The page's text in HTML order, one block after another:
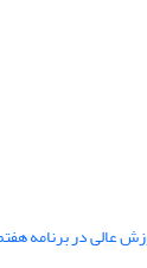
عالی در برنامه